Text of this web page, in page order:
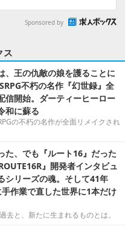
Sponsored by
ス
、王の仇敵の娘を護ることに
不朽の名作『幻世録』全
信開始。ダーティーヒーロー
和に蘇る
の不朽の名作が全面リメイクされ
た、でも『ルート16』だった
』開発者インタビュ
シリーズの魂。そして41年
作業で直した世界に1本だけ
去と、新たに生まれるものとは。